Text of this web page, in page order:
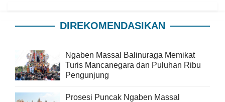
DIREKOMENDASIKAN
Ngaben Massal Balinuraga Memikat
Turis Mancanegara dan Puluhan Ribu
Pengunjung
Prosesi Puncak Ngaben Massal